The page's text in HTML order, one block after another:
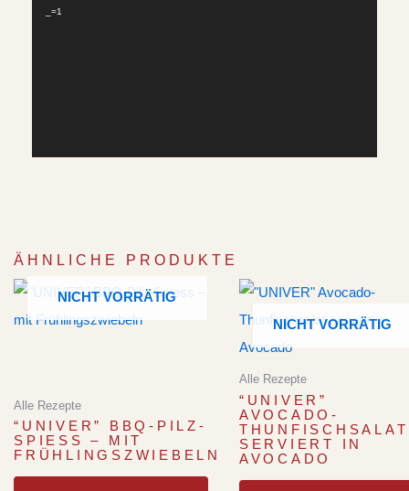
_=1
ÄHNLICHE PRODUKTE
NICHT VORRÄTIG
Alle Rezepte
“UNIVER” BBQ-PILZ-
SPIESS – MIT
FRÜHLINGSZWIEBELN
NICHT VORRÄTIG
Alle Rezepte
“UNIVER”
AVOCADO-
THUNFISCHSALAT
SERVIERT IN
AVOCADO